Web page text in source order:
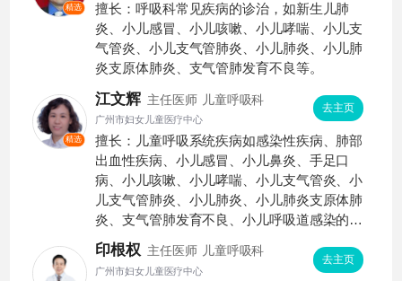
精选
擅长：呼吸科常见疾病的诊治，如新生儿肺
炎、小儿感冒、小儿咳嗽、小儿哮喘、小儿支
气管炎、小儿支气管肺炎、小儿肺炎、小儿肺
炎支原体肺炎、支气管肺发育不良等。
精选
江文辉 主任医师 儿童呼吸科
广州市妇女儿童医疗中心
去主页
擅长：儿童呼吸系统疾病如感染性疾病、肺部
出血性疾病、小儿感冒、小儿鼻炎、手足口
病、小儿咳嗽、小儿哮喘、小儿支气管炎、小
儿支气管肺炎、小儿肺炎、小儿肺炎支原体肺
炎、支气管肺发育不良、小儿呼吸道感染的诊
治以及婴幼儿肺功能应用。
印根权 主任医师 儿童呼吸科
广州市妇女儿童医疗中心
去主页